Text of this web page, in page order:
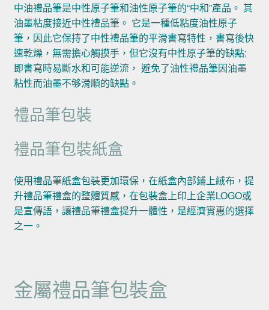
中油禮品筆是中性原子筆和油性原子筆的“中和”產品。 其
油墨粘度接近中性禮品筆。 它是一種低粘度油性原子
筆，因此它保持了中性禮品筆的平滑書寫特性，書寫後快
速乾燥，無需擔心觸摸手，但它沒有中性原子筆的缺點:
即書寫時易斷水和可能逆流， 避免了油性禮品筆因油墨
粘性而油墨不够滑順的缺點。
禮品筆包裝
禮品筆包裝紙盒
使用禮品筆紙盒包裝更加環保，在紙盒內部鋪上絨布，提
升禮品筆禮盒的整體質感，在包裝盒上印上企業LOGO或
是宣傳語，讓禮品筆禮盒提升一體性，是經濟實惠的選擇
之一。
金屬禮品筆包裝盒